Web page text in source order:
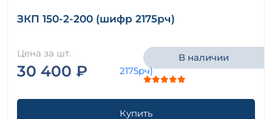
ЗКП 150-2-200 (шифр 2175рч)
Цена за шт.
30 400 ₽
В наличии
Купить